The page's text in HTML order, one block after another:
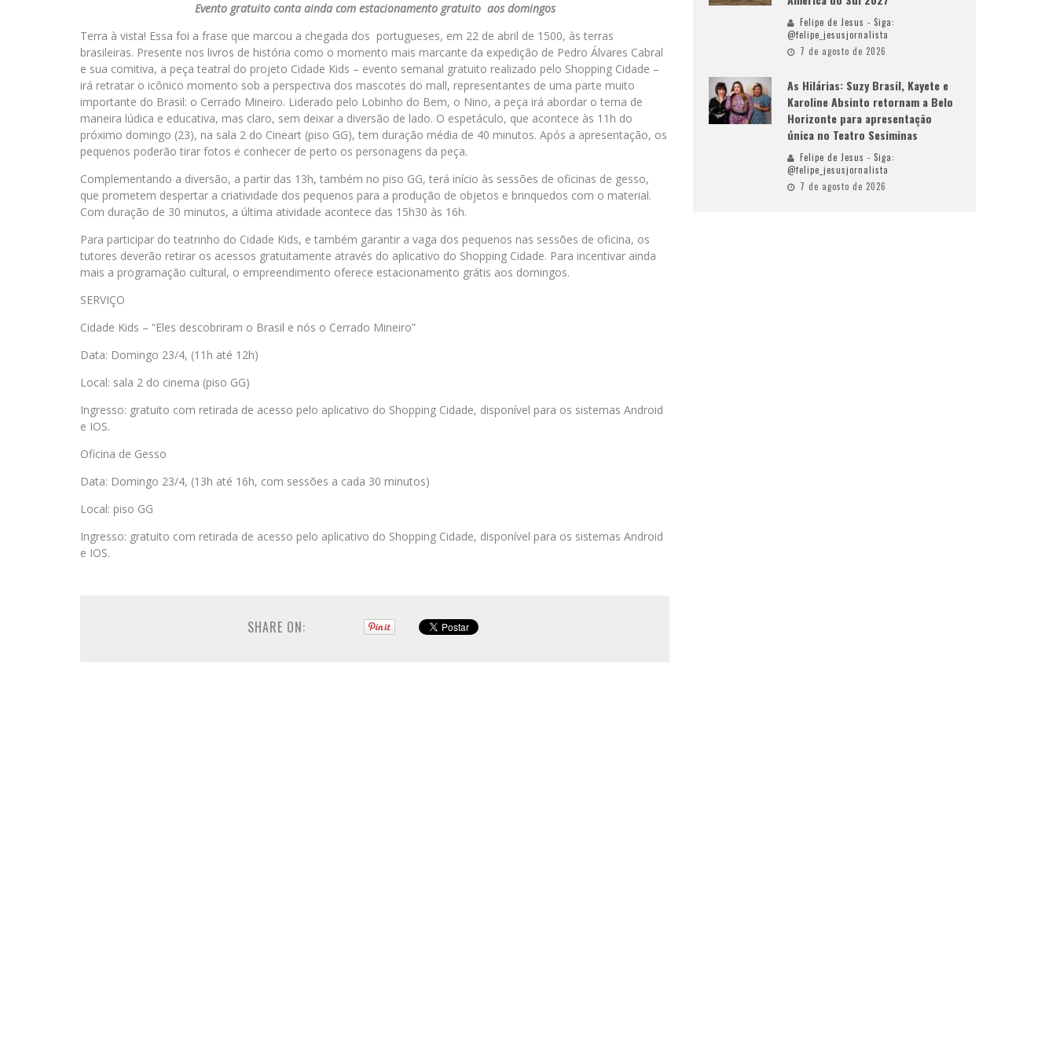
Evento gratuito conta ainda com estacionamento gratuito aos domingos
Terra à vista! Essa foi a frase que marcou a chegada dos portugueses, em 22 de abril de 1500, às terras
brasileiras. Presente nos livros de história como o momento mais marcante da expedição de Pedro Álvares Cabral
e sua comitiva, a peça teatral do projeto Cidade Kids – evento semanal gratuito realizado pelo Shopping Cidade –
irá retratar o icônico momento sob a perspectiva dos mascotes do mall, representantes de uma parte muito
importante do Brasil: o Cerrado Mineiro. Liderado pelo Lobinho do Bem, o Nino, a peça irá abordar o tema de
maneira lúdica e educativa, mas claro, sem deixar a diversão de lado. O espetáculo, que acontece às 11h do
próximo domingo (23), na sala 2 do Cineart (piso GG), tem duração média de 40 minutos. Após a apresentação, os
pequenos poderão tirar fotos e conhecer de perto os personagens da peça.
Complementando a diversão, a partir das 13h, também no piso GG, terá início às sessões de oficinas de gesso,
que prometem despertar a criatividade dos pequenos para a produção de objetos e brinquedos com o material.
Com duração de 30 minutos, a última atividade acontece das 15h30 às 16h.
Para participar do teatrinho do Cidade Kids, e também garantir a vaga dos pequenos nas sessões de oficina, os
tutores deverão retirar os acessos gratuitamente através do aplicativo do Shopping Cidade. Para incentivar ainda
mais a programação cultural, o empreendimento oferece estacionamento grátis aos domingos.
SERVIÇO
Cidade Kids – “Eles descobriram o Brasil e nós o Cerrado Mineiro”
Data: Domingo 23/4, (11h até 12h)
Local: sala 2 do cinema (piso GG)
Ingresso: gratuito com retirada de acesso pelo aplicativo do Shopping Cidade, disponível para os sistemas Android
e IOS.
Oficina de Gesso
Data: Domingo 23/4, (13h até 16h, com sessões a cada 30 minutos)
Local: piso GG
Ingresso: gratuito com retirada de acesso pelo aplicativo do Shopping Cidade, disponível para os sistemas Android
e IOS.
SHARE ON:
Felipe de Jesus - Siga:
@felipe_jesusjornalista
7 de agosto de 2026
As Hilárias: Suzy Brasil, Kayete e
Karoline Absinto retornam a Belo
Horizonte para apresentação
única no Teatro Sesiminas
Felipe de Jesus - Siga:
@felipe_jesusjornalista
7 de agosto de 2026